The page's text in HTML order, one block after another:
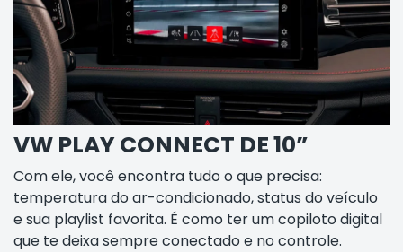
VW PLAY CONNECT DE 10”
Com ele, você encontra tudo o que precisa:
temperatura do ar-condicionado, status do veículo
e sua playlist favorita. É como ter um copiloto digital
que te deixa sempre conectado e no controle.